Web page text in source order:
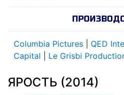
Columbia Pictures QED
Capital
Le Grisbi
ЯРОСТЬ (2014)